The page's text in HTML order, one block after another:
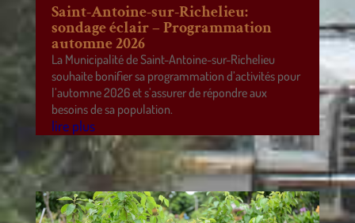
Saint-Antoine-sur-Richelieu:
sondage éclair – Programmation
automne 2026
La Municipalité de Saint-Antoine-sur-Richelieu
souhaite bonifier sa programmation d’activités pour
l’automne 2026 et s’assurer de répondre aux
besoins de sa population.
lire plus